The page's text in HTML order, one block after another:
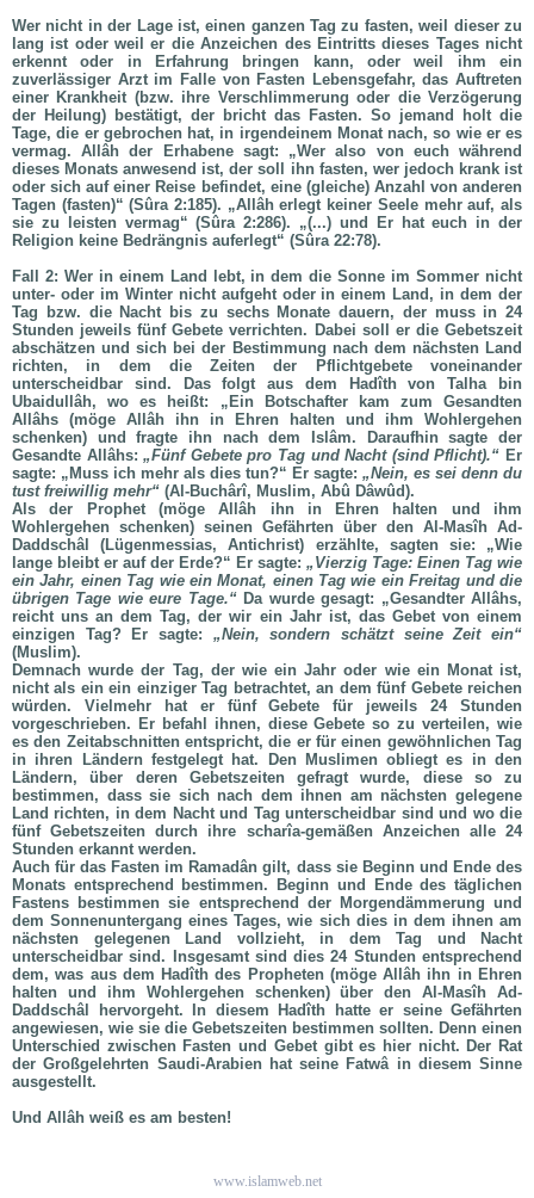
Wer nicht in der Lage ist, einen ganzen Tag zu fasten, weil dieser zu
lang ist oder weil er die Anzeichen des Eintritts dieses Tages nicht
erkennt oder in Erfahrung bringen kann, oder weil ihm ein
zuverlässiger Arzt im Falle von Fasten Lebensgefahr, das Auftreten
einer Krankheit (bzw. ihre Verschlimmerung oder die Verzögerung
der Heilung) bestätigt, der bricht das Fasten. So jemand holt die
Tage, die er gebrochen hat, in irgendeinem Monat nach, so wie er es
vermag. Allâh der Erhabene sagt: „Wer also von euch während
dieses Monats anwesend ist, der soll ihn fasten, wer jedoch krank ist
oder sich auf einer Reise befindet, eine (gleiche) Anzahl von anderen
Tagen (fasten)“ (Sûra 2:185). „Allâh erlegt keiner Seele mehr auf, als
sie zu leisten vermag“ (Sûra 2:286). „(...) und Er hat euch in der
Religion keine Bedrängnis auferlegt“ (Sûra 22:78).
Fall 2: Wer in einem Land lebt, in dem die Sonne im Sommer nicht
unter- oder im Winter nicht aufgeht oder in einem Land, in dem der
Tag bzw. die Nacht bis zu sechs Monate dauern, der muss in 24
Stunden jeweils fünf Gebete verrichten. Dabei soll er die Gebetszeit
abschätzen und sich bei der Bestimmung nach dem nächsten Land
richten, in dem die Zeiten der Pflichtgebete voneinander
unterscheidbar sind. Das folgt aus dem Hadîth von Talha bin
Ubaidullâh, wo es heißt: „Ein Botschafter kam zum Gesandten
Allâhs (möge Allâh ihn in Ehren halten und ihm Wohlergehen
schenken) und fragte ihn nach dem Islâm. Daraufhin sagte der
Gesandte Allâhs:„Fünf Gebete pro Tag und Nacht (sind Pflicht).“ Er
sagte: „Muss ich mehr als dies tun?“ Er sagte: „Nein, es sei denn du
tust freiwillig mehr“ (Al-Buchârî, Muslim, Abû Dâwûd).
Als der Prophet (möge Allâh ihn in Ehren halten und ihm
Wohlergehen schenken) seinen Gefährten über den Al-Masîh Ad-
Daddschâl (Lügenmessias, Antichrist) erzählte, sagten sie: „Wie
lange bleibt er auf der Erde?“ Er sagte: „Vierzig Tage: Einen Tag wie
ein Jahr, einen Tag wie ein Monat, einen Tag wie ein Freitag und die
übrigen Tage wie eure Tage.“Da wurde gesagt: „Gesandter Allâhs,
reicht uns an dem Tag, der wir ein Jahr ist, das Gebet von einem
einzigen Tag? Er sagte: „Nein, sondern schätzt seine Zeit ein“
(Muslim).
Demnach wurde der Tag, der wie ein Jahr oder wie ein Monat ist,
nicht als ein ein einziger Tag betrachtet, an dem fünf Gebete reichen
würden. Vielmehr hat er fünf Gebete für jeweils 24 Stunden
vorgeschrieben. Er befahl ihnen, diese Gebete so zu verteilen, wie
es den Zeitabschnitten entspricht, die er für einen gewöhnlichen Tag
in ihren Ländern festgelegt hat. Den Muslimen obliegt es in den
Ländern, über deren Gebetszeiten gefragt wurde, diese so zu
bestimmen, dass sie sich nach dem ihnen am nächsten gelegene
Land richten, in dem Nacht und Tag unterscheidbar sind und wo die
fünf Gebetszeiten durch ihre scharîa-gemäßen Anzeichen alle 24
Stunden erkannt werden.
Auch für das Fasten im Ramadân gilt, dass sie Beginn und Ende des
Monats entsprechend bestimmen. Beginn und Ende des täglichen
Fastens bestimmen sie entsprechend der Morgendämmerung und
dem Sonnenuntergang eines Tages, wie sich dies in dem ihnen am
nächsten gelegenen Land vollzieht, in dem Tag und Nacht
unterscheidbar sind. Insgesamt sind dies 24 Stunden entsprechend
dem, was aus dem Hadîth des Propheten (möge Allâh ihn in Ehren
halten und ihm Wohlergehen schenken) über den Al-Masîh Ad-
Daddschâl hervorgeht. In diesem Hadîth hatte er seine Gefährten
angewiesen, wie sie die Gebetszeiten bestimmen sollten. Denn einen
Unterschied zwischen Fasten und Gebet gibt es hier nicht. Der Rat
der Großgelehrten Saudi-Arabien hat seine Fatwâ in diesem Sinne
ausgestellt.
Und Allâh weiß es am besten!
www.islamweb.net